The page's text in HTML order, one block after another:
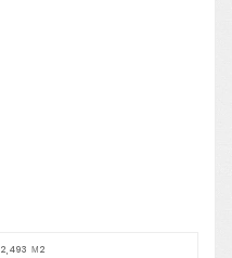
2,493 М2